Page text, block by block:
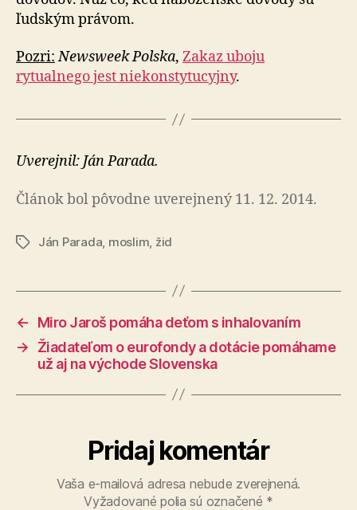
ľudským právom.
Pozri: Newsweek Polska, Zakaz uboju
rytualnego jest niekonstytucyjny.
Uverejnil: Ján Parada.
Článok bol pôvodne uverejnený 11. 12. 2014.
ZnačkyJán Parada moslim žid
←
Miro Jaroš pomáha deťom s inhalovaním
→
Žiadateľom o eurofondy a dotácie pomáhame
už aj na východe Slovenska
Pridaj komentár
Vaša e-mailová adresa nebude zverejnená.
Vyžadované polia sú označené *